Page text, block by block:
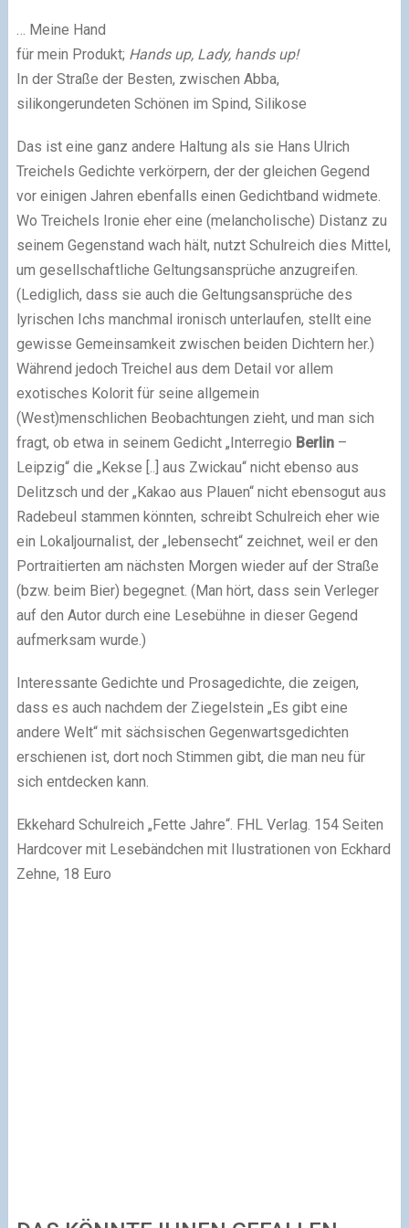
… Meine Hand
für mein Produkt; Hands up, Lady, hands up!
In der Straße der Besten, zwischen Abba,
silikongerundeten Schönen im Spind, Silikose
Das ist eine ganz andere Haltung als sie Hans Ulrich
Treichels Gedichte verkörpern, der der gleichen Gegend
vor einigen Jahren ebenfalls einen Gedichtband widmete.
Wo Treichels Ironie eher eine (melancholische) Distanz zu
seinem Gegenstand wach hält, nutzt Schulreich dies Mittel,
um gesellschaftliche Geltungsansprüche anzugreifen.
(Lediglich, dass sie auch die Geltungsansprüche des
lyrischen Ichs manchmal ironisch unterlaufen, stellt eine
gewisse Gemeinsamkeit zwischen beiden Dichtern her.)
Während jedoch Treichel aus dem Detail vor allem
exotisches Kolorit für seine allgemein
(West)menschlichen Beobachtungen zieht, und man sich
fragt, ob etwa in seinem Gedicht „Interregio Berlin–
Leipzig“ die „Kekse [..] aus Zwickau“ nicht ebenso aus
Delitzsch und der „Kakao aus Plauen“ nicht ebensogut aus
Radebeul stammen könnten, schreibt Schulreich eher wie
ein Lokaljournalist, der „lebensecht“ zeichnet, weil er den
Portraitierten am nächsten Morgen wieder auf der Straße
(bzw. beim Bier) begegnet. (Man hört, dass sein Verleger
auf den Autor durch eine Lesebühne in dieser Gegend
aufmerksam wurde.)
Interessante Gedichte und Prosagedichte, die zeigen,
dass es auch nachdem der Ziegelstein „Es gibt eine
andere Welt“ mit sächsischen Gegenwartsgedichten
erschienen ist, dort noch Stimmen gibt, die man neu für
sich entdecken kann.
Ekkehard Schulreich „Fette Jahre“. FHL Verlag. 154 Seiten
Hardcover mit Lesebändchen mit Ilustrationen von Eckhard
Zehne, 18 Euro